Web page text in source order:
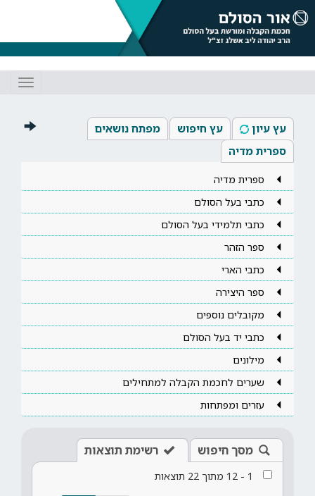
עץ עיון עץ חיפוש
מפתח נושאים
ספרית מדיה
ספרית מדיה
כתבי בעל הסולם
כתבי תלמידי בעל הסולם
ספר הזהר
כתבי הארי
ספר היצירה
מקובלים נוספים
כתבי יד בעל הסולם
מילונים
שערים לחכמת הקבלה למתחילים
עזרים ומפתחות
מסך חיפוש רשימת תוצאות
1
-
12 מתוך 22 תוצאות